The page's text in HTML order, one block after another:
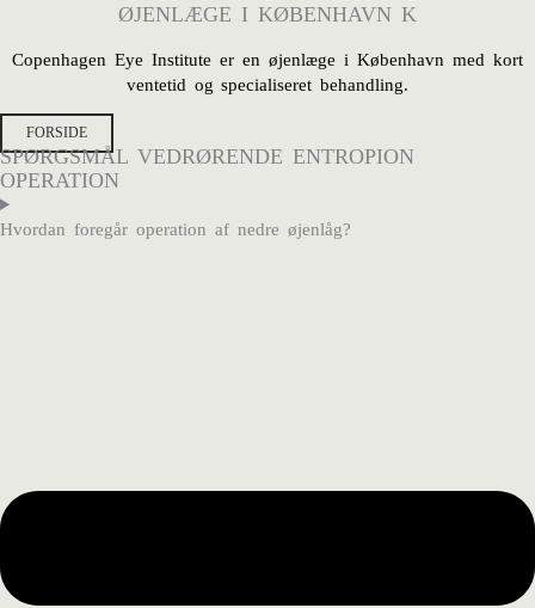
ØJENLÆGE I KØBENHAVN K
Copenhagen Eye Institute er en øjenlæge i København med kort
ventetid og specialiseret behandling.
FORSIDE
SPØRGSMÅL VEDRØRENDE ENTROPION
OPERATION
Hvordan foregår operation af nedre øjenlåg?